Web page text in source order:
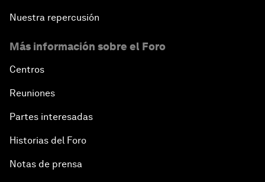
Nuestra repercusión
Más información sobre el Foro
Centros
Reuniones
Partes interesadas
Historias del Foro
Notas de prensa